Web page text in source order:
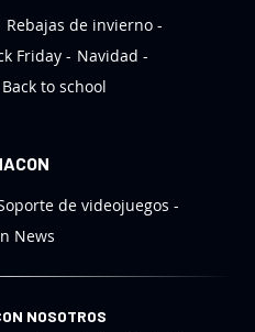
Rebajas de invierno
Friday
Navidad
Back to school
de videojuegos
News
NOSOTROS